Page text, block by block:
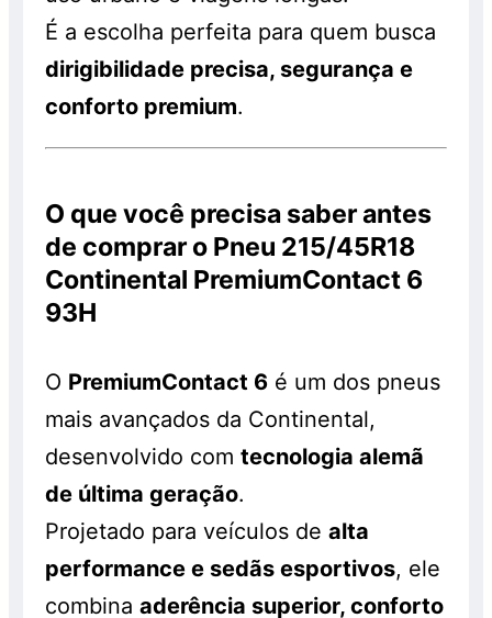
É a escolha perfeita para quem busca
dirigibilidade precisa, segurança e
conforto premium.
O que você precisa saber antes
de comprar o Pneu 215/45R18
Continental PremiumContact 6
93H
O PremiumContact 6 é um dos pneus
mais avançados da Continental,
desenvolvido comtecnologia alemã
de última geração.
Projetado para veículos dealta
performance e sedãs esportivos, ele
combinaaderência superior, conforto